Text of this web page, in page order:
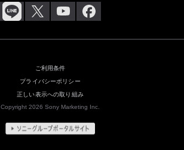
ご利用条件
プライバシーポリシー
正しい表示への取り組み
Copyright 2026 Sony Marketing Inc.